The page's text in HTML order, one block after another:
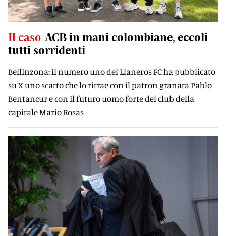
Il caso ACB in mani colombiane, eccoli
tutti sorridenti
Bellinzona: il numero uno del Llaneros FC ha pubblicato
su X uno scatto che lo ritrae con il patron granata Pablo
Bentancur e con il futuro uomo forte del club della
capitale Mario Rosas